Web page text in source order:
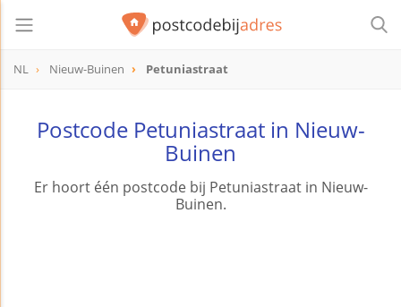
NL Nieuw-Buinen Petuniastraat
Postcode Petuniastraat in Nieuw-
Buinen
Er hoort één postcode bij Petuniastraat in Nieuw-
Buinen.